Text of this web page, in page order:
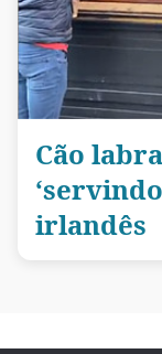
Cão
irlandês